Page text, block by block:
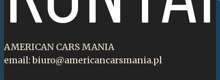
AMERICAN CARS MANIA
email: biuro@americancarsmania.pl